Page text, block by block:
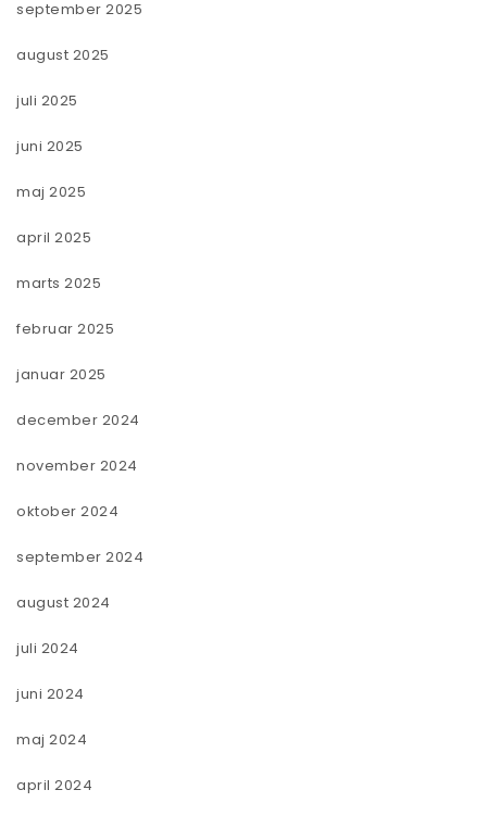
september 2025
august 2025
juli 2025
juni 2025
maj 2025
april 2025
marts 2025
februar 2025
januar 2025
december 2024
november 2024
oktober 2024
september 2024
august 2024
juli 2024
juni 2024
maj 2024
april 2024